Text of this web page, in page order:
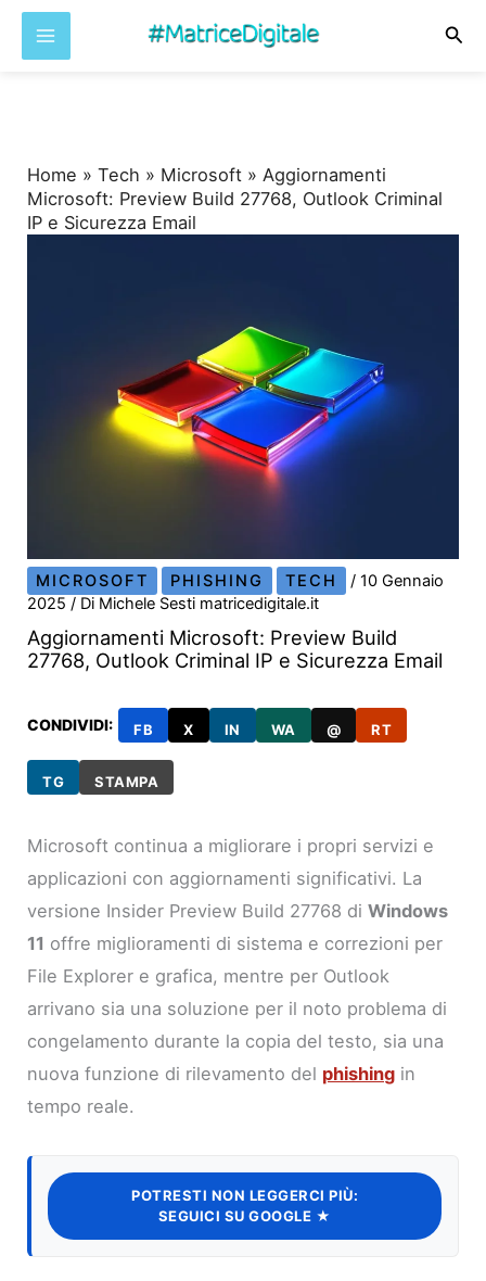
Home »Tech » Microsoft »Aggiornamenti
Microsoft: Preview Build 27768, Outlook Criminal
IP e Sicurezza Email
MICROSOFT PHISHING TECH /10 Gennaio
2025/ Di Michele Sesti matricedigitale.it
Aggiornamenti Microsoft: Preview Build
27768, Outlook Criminal IP e Sicurezza Email
CONDIVIDI: FB X IN WA @ RT
TG STAMPA
Microsoft continua a migliorare i propri servizi e
applicazioni con aggiornamenti significativi. La
versione Insider Preview Build 27768 diWindows
11 offre miglioramenti di sistema e correzioni per
File Explorer e grafica, mentre per Outlook
arrivano sia una soluzione per il noto problema di
congelamento durante la copia del testo, sia una
nuova funzione di rilevamento del phishing in
tempo reale.
POTRESTI NON LEGGERCI PIÙ:
SEGUICI SU GOOGLE ★